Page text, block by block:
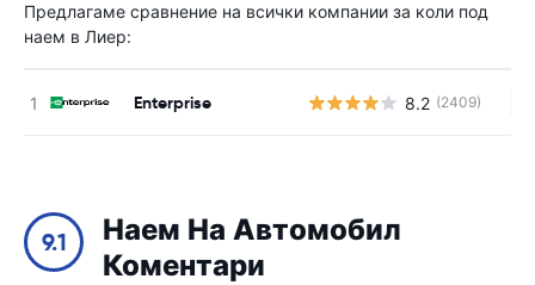
Предлагаме сравнение на всички компании за коли под
наем в Лиер:
Enterprise 8.2 (2409)
9.1
Наем На Автомобил
Коментари